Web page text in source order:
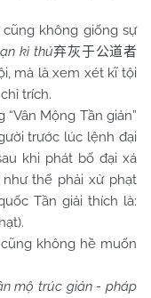
không giống sự
kì thủ弃灰于公道者
mà là xem xét kĩ tội
trích.
Mộng Tần giản”
trước lúc lệnh đại
khi phát bố đại xá
thế phải xử phạt
Tần giải thích là:
không hề muốn
mộ trúc giản - pháp